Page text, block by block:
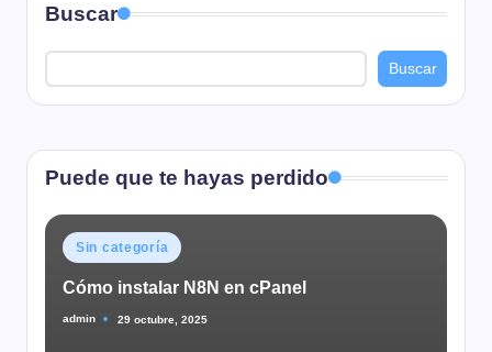
entradas
Buscar
Buscar
Puede que te hayas perdido
Publicado
Sin categoría
Cómo instalar N8N en cPanel
Publicado
admin 29 octubre, 2025